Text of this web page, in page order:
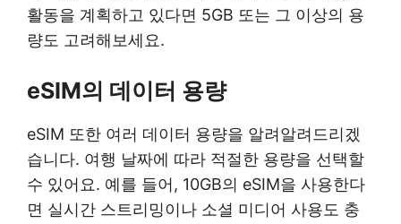
활동을 계획하고 있다면 5GB 또는 그 이상의 용
량도 고려해보세요.
eSIM의 데이터 용량
eSIM 또한 여러 데이터 용량을 알려알려드리겠
습니다. 여행 날짜에 따라 적절한 용량을 선택할
수 있어요. 예를 들어, 10GB의 eSIM을 사용한다
면 실시간 스트리밍이나 소셜 미디어 사용도 충